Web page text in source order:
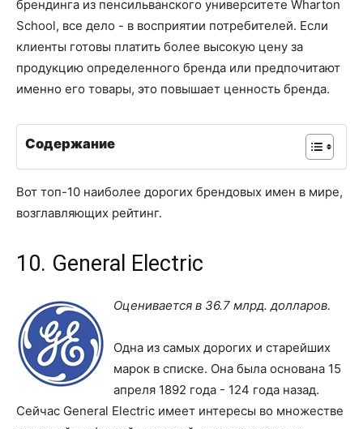
брендинга из пенсильванского университете Wharton
School, все дело - в восприятии потребителей. Если
клиенты готовы платить более высокую цену за
продукцию определенного бренда или предпочитают
именно его товары, это повышает ценность бренда.
Содержание
Вот топ-10 наиболее дорогих брендовых имен в мире,
возглавляющих рейтинг.
10. General Electric
Оценивается в 36.7 млрд. долларов.
Одна из самых дорогих и старейших
марок в списке. Она была основана 15
апреля 1892 года - 124 года назад.
Сейчас General Electric имеет интересы во множестве